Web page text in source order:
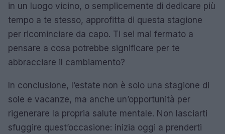
in un luogo vicino, o semplicemente di dedicare più
tempo a te stesso, approfitta di questa stagione
per ricominciare da capo. Ti sei mai fermato a
pensare a cosa potrebbe significare per te
abbracciare il cambiamento?
In conclusione, l’estate non è solo una stagione di
sole e vacanze, ma anche un’opportunità per
rigenerare la propria salute mentale. Non lasciarti
sfuggire quest’occasione: inizia oggi a prenderti